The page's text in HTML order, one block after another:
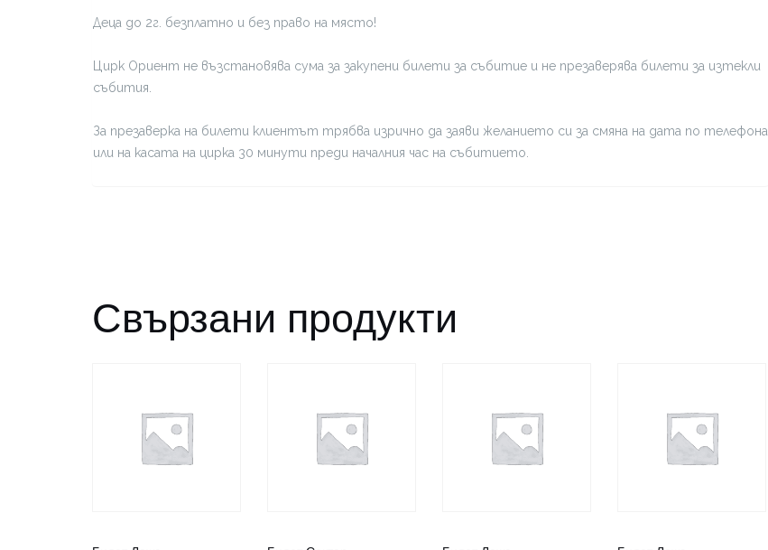
Деца до 2г. безплатно и без право на място!
Цирк Ориент не възстановява сума за закупени билети за събитие и не презаверява билети за изтекли
събития.
За презаверка на билети клиентът трябва изрично да заяви желанието си за смяна на дата по телефона
или на касата на цирка 30 минути преди началния час на събитието.
Свързани продукти